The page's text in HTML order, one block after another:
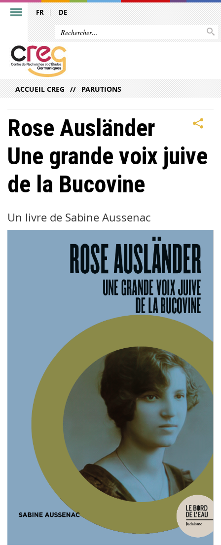
FR DE
ACCUEIL CREG PARUTIONS
Rose Ausländer
Une grande voix juive
de la Bucovine
Un livre de Sabine Aussenac